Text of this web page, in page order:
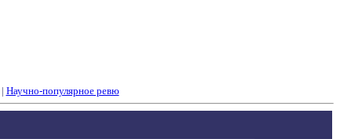
Научно-популярное ревю